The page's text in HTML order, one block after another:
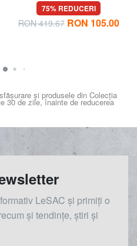
75% REDUCERI
RON 419.67 RON 105.00
și produsele din Colecția
30 de zile, înainte de reducerea
LeSAC și primiți o
și tendințe, știri și